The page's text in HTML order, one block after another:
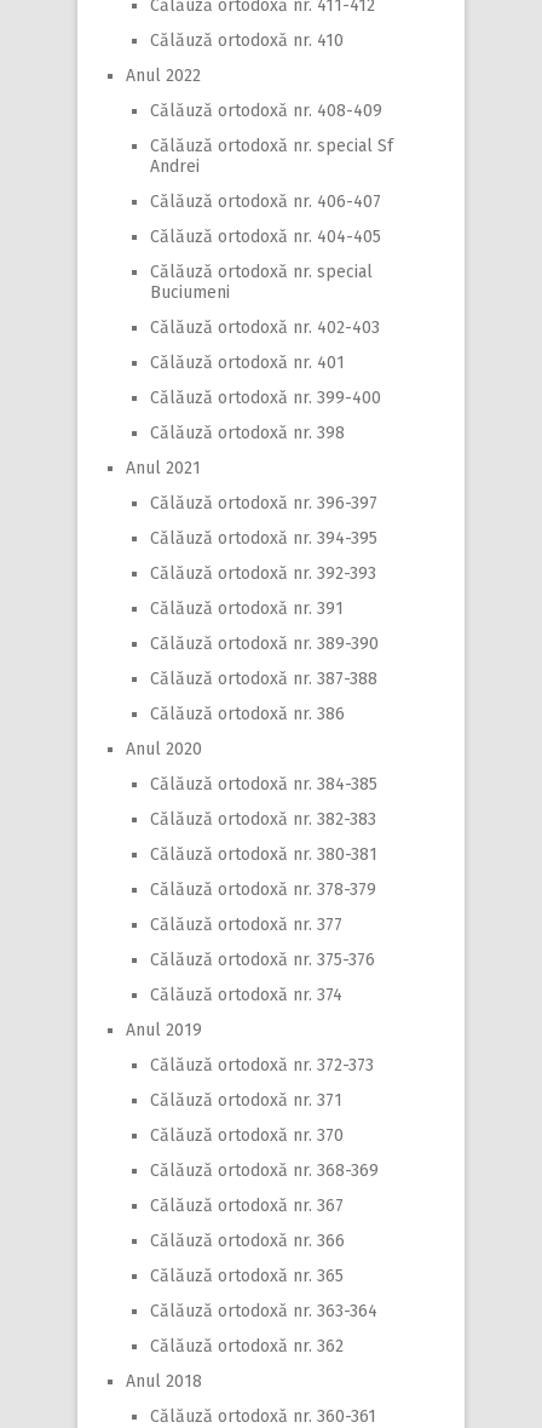
Călăuză ortodoxă nr. 411-412
Călăuză ortodoxă nr. 410
Anul 2022
Călăuză ortodoxă nr. 408-409
Călăuză ortodoxă nr. special Sf
Andrei
Călăuză ortodoxă nr. 406-407
Călăuză ortodoxă nr. 404-405
Călăuză ortodoxă nr. special
Buciumeni
Călăuză ortodoxă nr. 402-403
Călăuză ortodoxă nr. 401
Călăuză ortodoxă nr. 399-400
Călăuză ortodoxă nr. 398
Anul 2021
Călăuză ortodoxă nr. 396-397
Călăuză ortodoxă nr. 394-395
Călăuză ortodoxă nr. 392-393
Călăuză ortodoxă nr. 391
Călăuză ortodoxă nr. 389-390
Călăuză ortodoxă nr. 387-388
Călăuză ortodoxă nr. 386
Anul 2020
Călăuză ortodoxă nr. 384-385
Călăuză ortodoxă nr. 382-383
Călăuză ortodoxă nr. 380-381
Călăuză ortodoxă nr. 378-379
Călăuză ortodoxă nr. 377
Călăuză ortodoxă nr. 375-376
Călăuză ortodoxă nr. 374
Anul 2019
Călăuză ortodoxă nr. 372-373
Călăuză ortodoxă nr. 371
Călăuză ortodoxă nr. 370
Călăuză ortodoxă nr. 368-369
Călăuză ortodoxă nr. 367
Călăuză ortodoxă nr. 366
Călăuză ortodoxă nr. 365
Călăuză ortodoxă nr. 363-364
Călăuză ortodoxă nr. 362
Anul 2018
Călăuză ortodoxă nr. 360-361